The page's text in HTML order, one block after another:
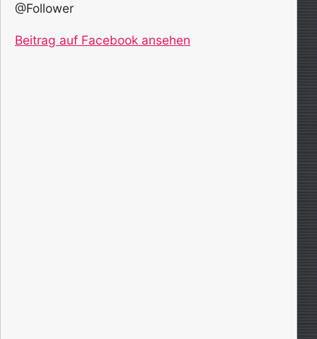
@Follower
Beitrag auf Facebook ansehen